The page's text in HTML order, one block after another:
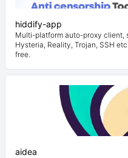
hiddify-app
Multi-platform auto-proxy client,
Hysteria, Reality, Trojan, SSH
free.
aidea